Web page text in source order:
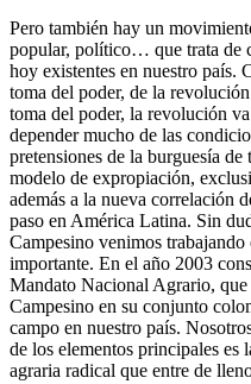
Pero también hay un
popular, político… que trata de
hoy existentes en nuestro país.
toma del poder, de la
toma del poder, la revolución
depender mucho de las
pretensiones de la burguesía
modelo de expropiación,
además a la nueva correlación
paso en América Latina. Sin
Campesino venimos
importante. En el año 2003
Mandato Nacional Agrario,
Campesino en su conjunto
campo en nuestro país.
de los elementos principales
agraria radical que entre de